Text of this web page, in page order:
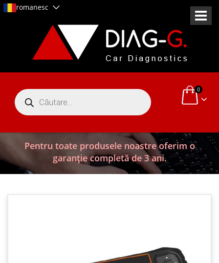
romanesc
Products
search
0
Pentru toate produsele noastre oferim o
garanție completă de 3 ani.